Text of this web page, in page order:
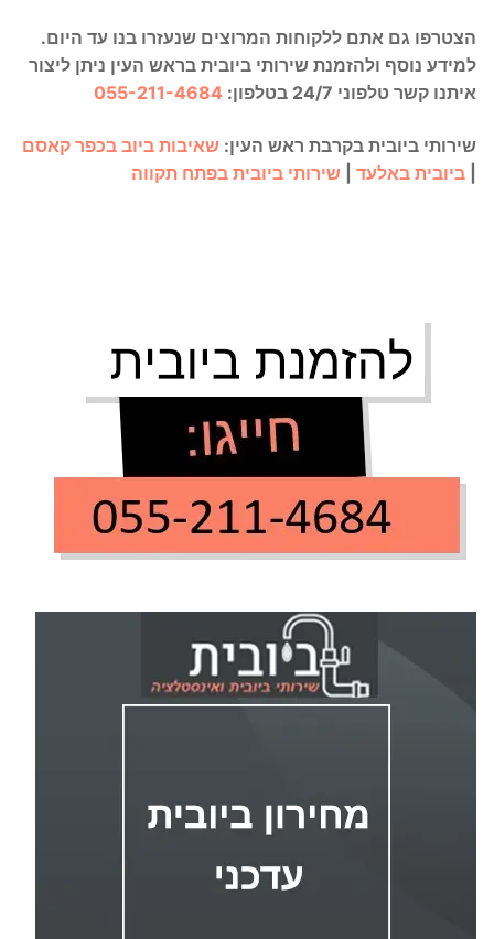
הצטרפו גם אתם ללקוחות המרוצים שנעזרו בנו עד היום.
למידע נוסף ולהזמנת שירותי ביובית בראש העין ניתן ליצור
איתנו קשר טלפוני 24/7 בטלפון:
055-211-4684
שירותי ביובית בקרבת ראש העין: שאיבות ביוב בכפר קאסם
ביובית באלעד שירותי ביובית בפתח תקווה